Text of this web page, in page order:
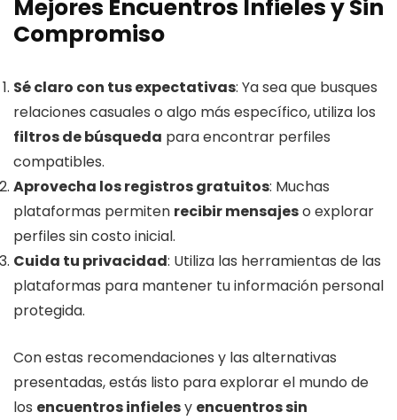
Mejores Encuentros Infieles y Sin
Compromiso
Sé claro con tus expectativas: Ya sea que busques
relaciones casuales o algo más específico, utiliza los
filtros de búsqueda para encontrar perfiles
compatibles.
Aprovecha los registros gratuitos: Muchas
plataformas permiten recibir mensajeso explorar
perfiles sin costo inicial.
Cuida tu privacidad: Utiliza las herramientas de las
plataformas para mantener tu información personal
protegida.
Con estas recomendaciones y las alternativas
presentadas, estás listo para explorar el mundo de
los encuentros infielesy encuentros sin